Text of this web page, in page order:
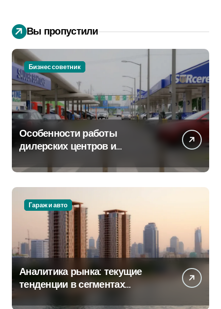
Вы пропустили
Бизнес советник
Особенности работы
дилерских центров и
крупных проспектах
Гараж и авто
Аналитика рынка: текущие
тенденции в сегментах